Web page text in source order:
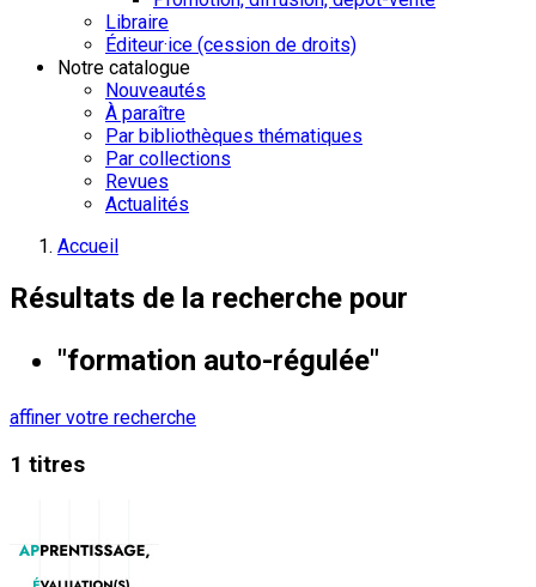
Libraire
Éditeur·ice (cession de droits)
Notre catalogue
Nouveautés
À paraître
Par bibliothèques thématiques
Par collections
Revues
Actualités
Accueil
Résultats de la recherche pour
"formation auto-régulée"
affiner votre recherche
1 titres